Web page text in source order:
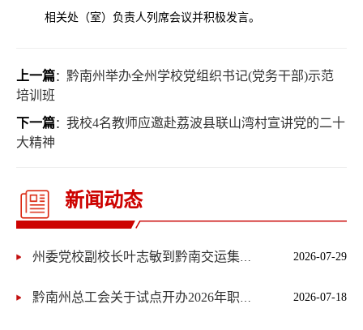
相关处（室）负责人列席会议并积极发言。
上一篇：黔南州举办全州学校党组织书记(党务干部)示范
培训班
下一篇：我校4名教师应邀赴荔波县联山湾村宣讲党的二十
大精神
新闻动态
州委党校副校长叶志敏到黔南交运集团开展习近平党建思想宣讲 2026-07-29
黔南州总工会关于试点开办2026年职工子女暑期爱心托管班的通知 2026-07-18